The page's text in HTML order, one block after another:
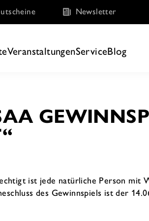
Newsletter
VeranstaltungenServiceBlog
ist jede natürliche Person mit
des Gewinnspiels ist der